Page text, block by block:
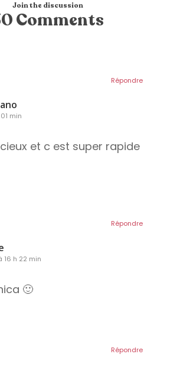
Join the discussion
Comments
min
et c est super rapide
Répondre
16 h 22 min
🙂
Répondre
Répondre